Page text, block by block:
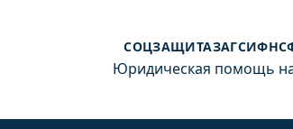
СОЦЗАЩИТАЗАГСИФНС
Юридическая помощь